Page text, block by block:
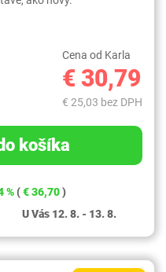
Cena od Karla
€ 30,79
€ 25,03 bez DPH
košíka
% (€ 36,70)
U Vás 12. 8. - 13. 8.